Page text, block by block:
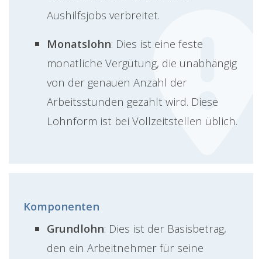
Aushilfsjobs verbreitet.
Monatslohn: Dies ist eine feste
monatliche Vergütung, die unabhängig
von der genauen Anzahl der
Arbeitsstunden gezahlt wird. Diese
Lohnform ist bei Vollzeitstellen üblich.
Komponenten
Grundlohn: Dies ist der Basisbetrag,
den ein Arbeitnehmer für seine